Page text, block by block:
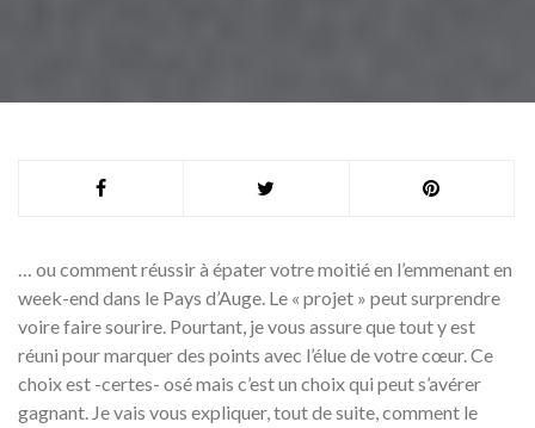
… ou comment réussir à épater votre moitié en l’emmenant en
week-end dans le Pays d’Auge. Le « projet » peut surprendre
voire faire sourire. Pourtant, je vous assure que tout y est
réuni pour marquer des points avec l’élue de votre cœur. Ce
choix est -certes- osé mais c’est un choix qui peut s’avérer
gagnant. Je vais vous expliquer, tout de suite, comment le